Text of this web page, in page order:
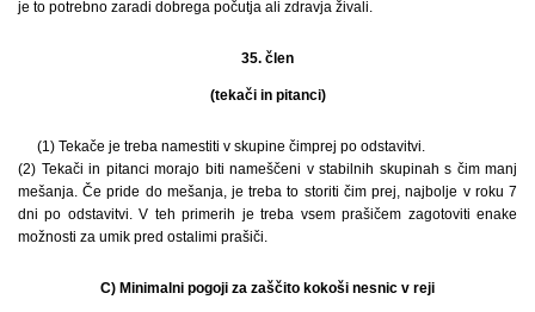
je to potrebno zaradi dobrega počutja ali zdravja živali.
35. člen
(tekači in pitanci)
(1) Tekače je treba namestiti v skupine čimprej po odstavitvi.
(2) Tekači in pitanci morajo biti nameščeni v stabilnih skupinah s čim manj
mešanja. Če pride do mešanja, je treba to storiti čim prej, najbolje v roku 7
dni po odstavitvi. V teh primerih je treba vsem prašičem zagotoviti enake
možnosti za umik pred ostalimi prašiči.
C) Minimalni pogoji za zaščito kokoši nesnic v reji